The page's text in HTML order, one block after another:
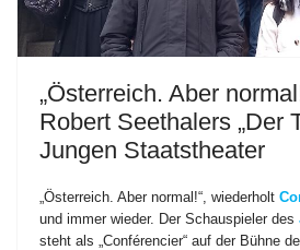
„Österreich. Aber
Robert Seethalers „Der
Jungen Staatstheater
„Österreich. Aber normal!“, wiederholt
und immer wieder. Der Schauspieler des
steht als „Conférencier“ auf der Bühne